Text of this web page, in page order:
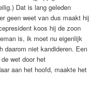
Dat is lang geleden
geen weet van dus maakt hij
koos hij de zoon
is, ik moet nu eigenlijk
daarom niet kandideren. Een
wet door het
aan het hoofd, maakte het